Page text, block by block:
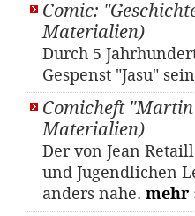
Comic:
Materialien)
Durch 5
Gespenst "Jasu"
Comicheft "Martin
Materialien)
Der von Jean
und Jugendlichen
anders nahe. mehr